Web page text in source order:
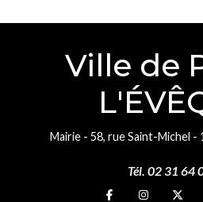
Ville de
Mairie - 58, rue Saint-Michel
Tél. 02 31 64
Suivez-nous sur
Suivez-nous